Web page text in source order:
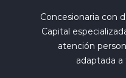
Concesionaria con
Capital
atención
adaptada a